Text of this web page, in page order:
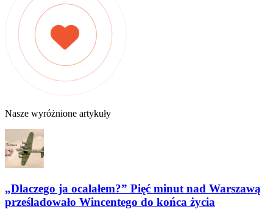
Nasze wyróżnione artykuły
„Dlaczego ja ocalałem?” Pięć minut nad Warszawą
prześladowało Wincentego do końca życia